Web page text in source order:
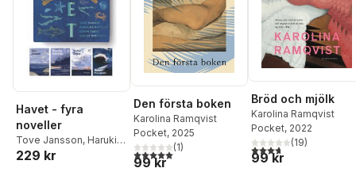
Havet - fyra
noveller
Tove Jansson, Haruki
Murakami
229 kr
Den första boken
Karolina Ramqvist
Pocket, 2025
5,0utav 5 stjärnor. Totalt antal röster:
(1)
99 kr
Bröd och mjölk
Karolina Ramqvist
Pocket, 2022
3,7utav 5 stjärnor.
(19)
99 kr